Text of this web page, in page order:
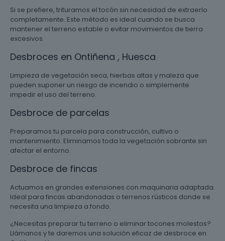
Si se prefiere, trituramos el tocón sin necesidad de extraerlo
completamente. Este método es ideal cuando se busca
mantener el terreno estable o evitar movimientos de tierra
excesivos.
Desbroces en Ontiñena , Huesca
Limpieza de vegetación seca, hierbas altas y maleza que
pueden suponer un riesgo de incendio o simplemente
impedir el uso del terreno.
Desbroce de parcelas
Preparamos tu parcela para construcción, cultivo o
mantenimiento. Eliminamos toda la vegetación sobrante sin
afectar el entorno.
Desbroce de fincas
Actuamos en grandes extensiones con maquinaria adaptada.
Ideal para fincas abandonadas o terrenos rústicos donde se
necesita una limpieza a fondo.
¿Necesitas preparar tu terreno o eliminar tocones molestos?
Llámanos y te daremos una solución eficaz de desbroce en